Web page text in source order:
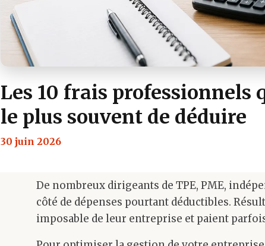
Les 10 frais
le plus souvent de déduire
30 juin 2026
De nombreux dirigeants de TPE, PME,
côté de dépenses pourtant déductibles.
imposable de leur entreprise et paient